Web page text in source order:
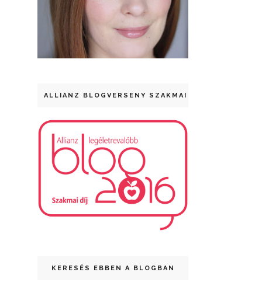
ALLIANZ BLOGVERSENY SZAKMAI DÍJ
KERESÉS EBBEN A BLOGBAN